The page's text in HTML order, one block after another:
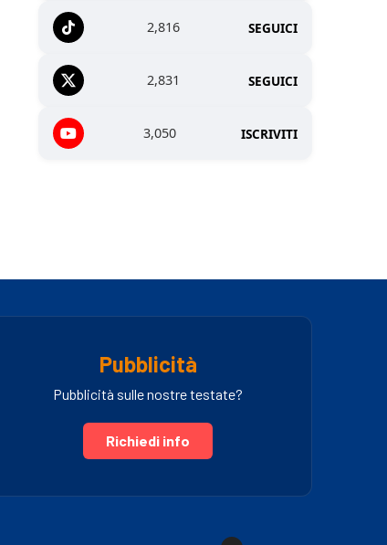
2,816 SEGUICI
2,831 SEGUICI
3,050 ISCRIVITI
Pubblicità
Pubblicità sulle nostre testate?
Richiedi info